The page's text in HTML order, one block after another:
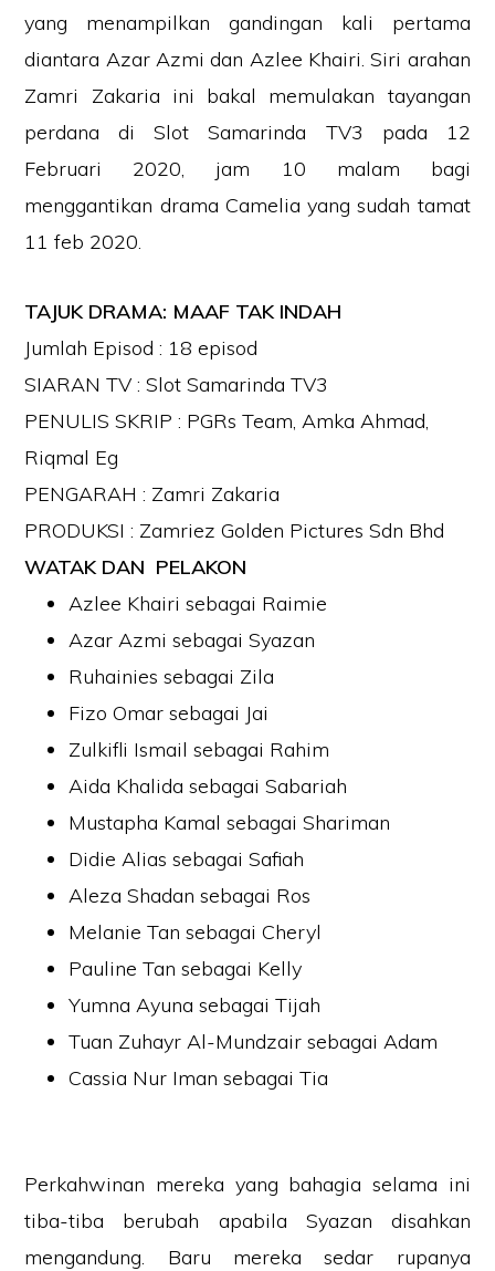
yang menampilkan gandingan kali pertama
diantara Azar Azmi dan Azlee Khairi. Siri arahan
Zamri Zakaria ini bakal memulakan tayangan
perdana di Slot Samarinda TV3 pada 12
Februari 2020, jam 10 malam bagi
menggantikan drama Camelia yang sudah tamat
11 feb 2020.
TAJUK DRAMA: MAAF TAK INDAH
Jumlah Episod : 18 episod
SIARAN TV : Slot Samarinda TV3
PENULIS SKRIP : PGRs Team, Amka Ahmad,
Riqmal Eg
PENGARAH : Zamri Zakaria
PRODUKSI : Zamriez Golden Pictures Sdn Bhd
WATAK DAN PELAKON
Azlee Khairi sebagai Raimie
Azar Azmi sebagai Syazan
Ruhainies sebagai Zila
Fizo Omar sebagai Jai
Zulkifli Ismail sebagai Rahim
Aida Khalida sebagai Sabariah
Mustapha Kamal sebagai Shariman
Didie Alias sebagai Safiah
Aleza Shadan sebagai Ros
Melanie Tan sebagai Cheryl
Pauline Tan sebagai Kelly
Yumna Ayuna sebagai Tijah
Tuan Zuhayr Al-Mundzair sebagai Adam
Cassia Nur Iman sebagai Tia
Perkahwinan mereka yang bahagia selama ini
tiba-tiba berubah apabila Syazan disahkan
mengandung. Baru mereka sedar rupanya